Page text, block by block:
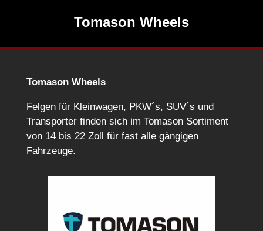
Tomason Wheels
Tomason Wheels
Felgen für Kleinwagen, PKW´s, SUV´s und
Transporter finden sich im Tomason Sortiment
von 14 bis 22 Zoll für fast alle gängigen
Fahrzeuge.